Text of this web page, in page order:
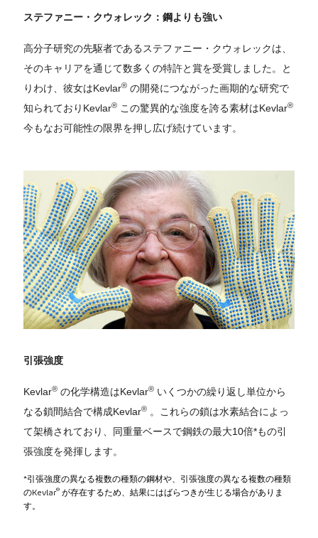
ステファニー・クウォレック：鋼よりも強い
高分子研究の先駆者であるステファニー・クウォレックは、
そのキャリアを通じて数多くの特許と賞を受賞しました。と
りわけ、彼女はKevlar® の開発につながった画期的な研究で
知られておりKevlar® この驚異的な強度を誇る素材はKevlar®
今もなお可能性の限界を押し広げ続けています。
引張強度
Kevlar® の化学構造はKevlar® いくつかの繰り返し単位から
なる鎖間結合で構成Kevlar® 。これらの鎖は水素結合によっ
て架橋されており、同重量ベースで鋼鉄の最大10倍*もの引
張強度を発揮します。
*引張強度の異なる複数の種類の鋼材や、引張強度の異なる複数の種類
のKevlar® が存在するため、結果にはばらつきが生じる場合がありま
す。